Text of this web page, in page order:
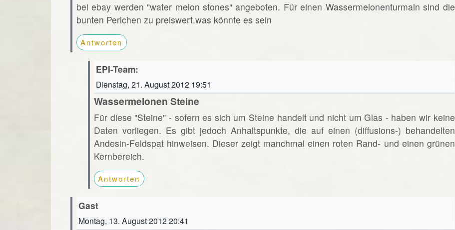
bei ebay werden "water melon stones" angeboten. Für einen Wassermelonenturmaln sind die
bunten Perlchen zu preiswert.was könnte es sein
Antworten
EPI-Team:
Dienstag, 21. August 2012 19:51
Wassermelonen Steine
Für diese "Steine" - sofern es sich um Steine handelt und nicht um Glas - haben wir keine
Daten vorliegen. Es gibt jedoch Anhaltspunkte, die auf einen (diffusions-) behandelten
Andesin-Feldspat hinweisen. Dieser zeigt manchmal einen roten Rand- und einen grünen
Kernbereich.
Antworten
Gast
Montag, 13. August 2012 20:41